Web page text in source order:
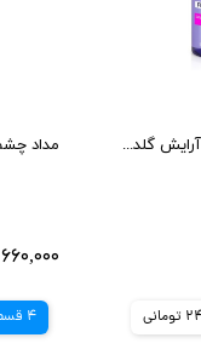
۶۶۰,۰۰۰ تومان
4 قسط
اسپری فیکساتور آرایش گلدن رز